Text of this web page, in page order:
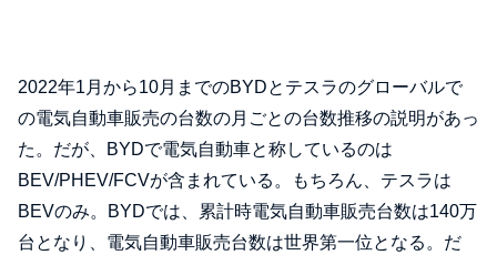
2022年1月から10月までのBYDとテスラのグローバルで
の電気自動車販売の台数の月ごとの台数推移の説明があっ
た。だが、BYDで電気自動車と称しているのは
BEV/PHEV/FCVが含まれている。もちろん、テスラは
BEVのみ。BYDでは、累計時電気自動車販売台数は140万
台となり、電気自動車販売台数は世界第一位となる。だ